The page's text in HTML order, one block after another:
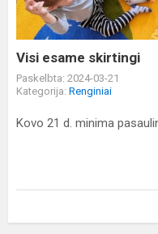
Visi esame skirtingi
Paskelbta: 2024-03-21
Kategorija: Renginiai
Kovo 21 d. minima